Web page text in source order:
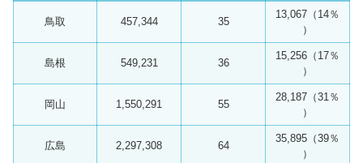
鳥取 457,344 35
13,067（14％
）
島根 549,231 36
15,256（17％
）
岡山 1,550,291 55
28,187（31％
）
広島 2,297,308 64
35,895（39％
）